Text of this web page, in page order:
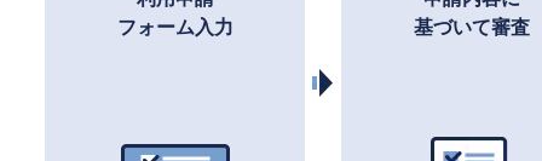
フォーム入力
基づいて審査